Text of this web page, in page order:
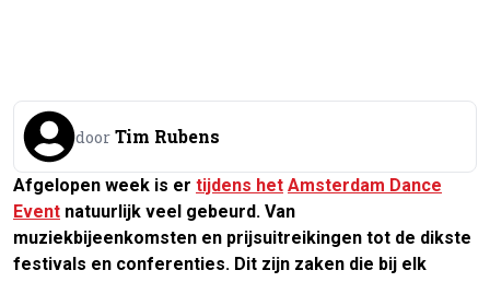
door Tim Rubens
Afgelopen week is er tijdens het Amsterdam Dance
Event natuurlijk veel gebeurd. Van
muziekbijeenkomsten en prijsuitreikingen tot de dikste
festivals en conferenties. Dit zijn zaken die bij elk